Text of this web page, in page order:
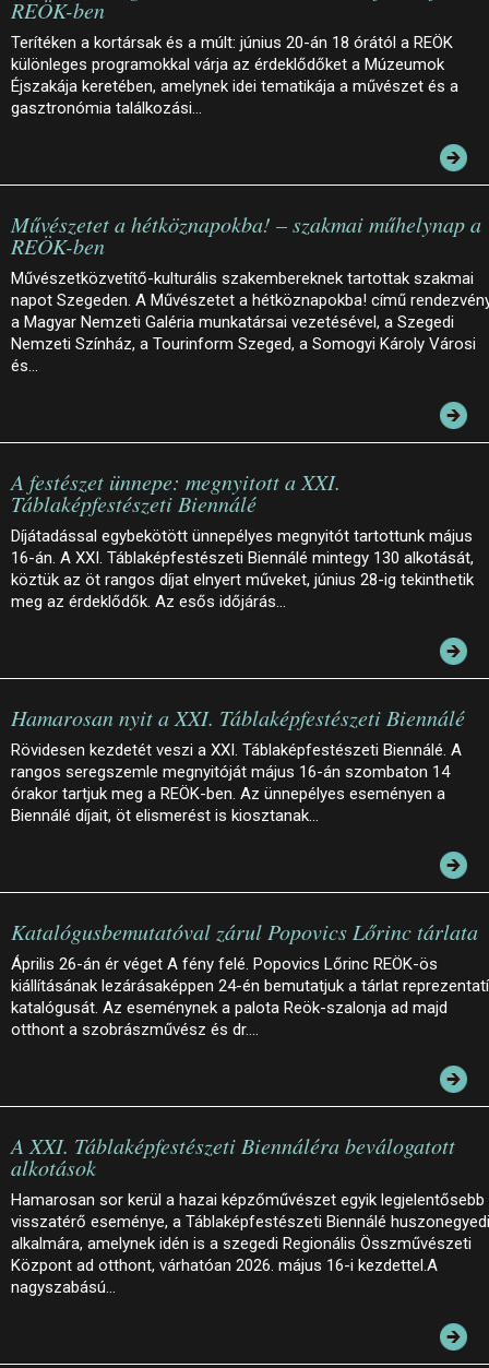
REÖK-ben
Terítéken a kortársak és a múlt: június 20-án 18 órától a REÖK
különleges programokkal várja az érdeklődőket a Múzeumok
Éjszakája keretében, amelynek idei tematikája a művészet és a
gasztronómia találkozási…
Művészetet a hétköznapokba! – szakmai műhelynap a
REÖK-ben
Művészetközvetítő-kulturális szakembereknek tartottak szakmai
napot Szegeden. A Művészetet a hétköznapokba! című
a Magyar Nemzeti Galéria munkatársai vezetésével, a Szegedi
Nemzeti Színház, a Tourinform Szeged, a Somogyi Károly Városi
és…
A festészet ünnepe: megnyitott a XXI.
Táblaképfestészeti Biennálé
Díjátadással egybekötött ünnepélyes megnyitót tartottunk május
16-án. A XXI. Táblaképfestészeti Biennálé mintegy 130 alkotását,
köztük az öt rangos díjat elnyert műveket, június 28-ig tekinthetik
meg az érdeklődők. Az esős időjárás…
Hamarosan nyit a XXI. Táblaképfestészeti Biennálé
Rövidesen kezdetét veszi a XXI. Táblaképfestészeti Biennálé. A
rangos seregszemle megnyitóját május 16-án szombaton 14
órakor tartjuk meg a REÖK-ben. Az ünnepélyes eseményen a
Biennálé díjait, öt elismerést is kiosztanak…
Katalógusbemutatóval zárul Popovics Lőrinc tárlata
Április 26-án ér véget A fény felé. Popovics Lőrinc REÖK-ös
kiállításának lezárásaképpen 24-én bemutatjuk a tárlat
katalógusát. Az eseménynek a palota Reök-szalonja ad majd
otthont a szobrászművész és dr.…
A XXI. Táblaképfestészeti Biennáléra beválogatott
alkotások
Hamarosan sor kerül a hazai képzőművészet egyik legjelentősebb
visszatérő eseménye, a Táblaképfestészeti Biennálé
alkalmára, amelynek idén is a szegedi Regionális Összművészeti
Központ ad otthont, várhatóan 2026. május 16-i kezdettel.A
nagyszabású…